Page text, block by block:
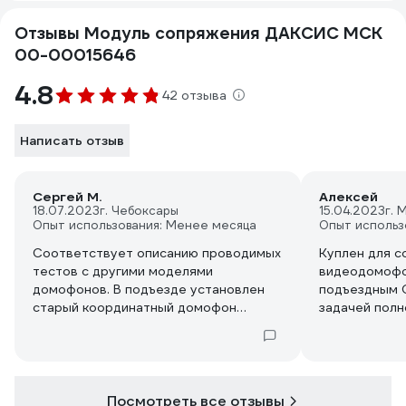
Отзывы Модуль сопряжения ДАКСИС МСК
00-00015646
4.8 42 отзыва
Написать отзыв
Сергей М.
18.07.2023г. Чебоксары
Опыт использования: Менее месяца
Соответствует описанию проводимых
тестов с другими моделями
домофонов. В подъезде установлен
старый координатный домофон
через данный блок сопряжения
Алексей
15.04.2023г.
Опыт
Куплен для
подъездным
задачей
Посмотреть все отзывы